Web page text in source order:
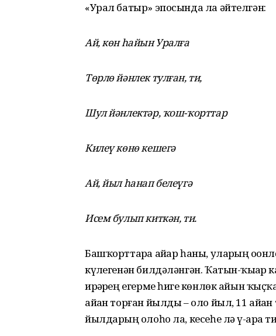
«Урал батыр» эпосында ла әйтелгән:
Ай, көн һайын Уралға
Төрлө йәнлек тулған, ти,
Шул йәнлектәр, ҡош-ҡорттар
Килеү көнө кешегә
Ай, йыл һанап белеүгә
Исем булып киткән, ти.
Башҡорттарҙа айҙар һаны, уларҙың
күҙлегенән билдәләнгән. Ҡатын-ҡыҙҙар
ирҙәрҙең егерме һигеҙ көнлөк айын
айҙан торған йылды – оло йыл, 11
йылдарҙың олоһо ла, кесеһе лә үҙ-ара